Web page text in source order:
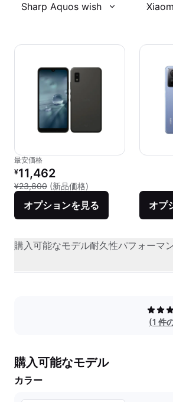
Sharp Aquos wish
最安価格
リファービッシュ品の価格：
¥11,462
¥23,800 (新品価格)
オプションを見る オプ
購入可能なモデル耐久性パフォーマ
(1 件
購入可能なモデル
カラー